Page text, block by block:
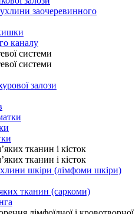
заочеревинного
каналу
системи
системи
залози
тканин і кісток
тканин і кісток
шкіри (лімфоми шкіри)
тканин (саркоми)